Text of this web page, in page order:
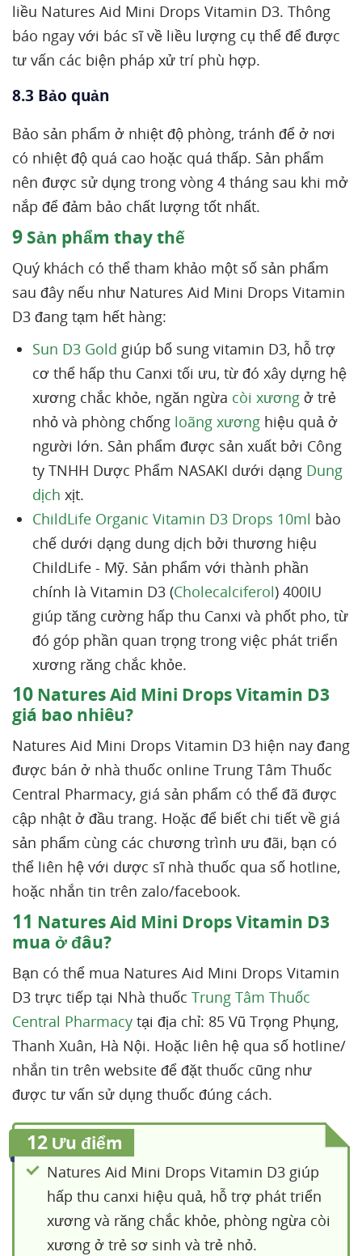
liều Natures Aid Mini Drops Vitamin D3. Thông
báo ngay với bác sĩ về liều lượng cụ thể để được
tư vấn các biện pháp xử trí phù hợp.
8.3 Bảo quản
Bảo sản phẩm ở nhiệt độ phòng, tránh để ở nơi
có nhiệt độ quá cao hoặc quá thấp. Sản phẩm
nên được sử dụng trong vòng 4 tháng sau khi mở
nắp để đảm bảo chất lượng tốt nhất.
9 Sản phẩm thay thế
Quý khách có thể tham khảo một số sản phẩm
sau đây nếu như Natures Aid Mini Drops Vitamin
D3 đang tạm hết hàng:
Sun D3 Gold giúp bổ sung vitamin D3, hỗ trợ
cơ thể hấp thu Canxi tối ưu, từ đó xây dựng hệ
xương chắc khỏe, ngăn ngừa còi xương ở trẻ
nhỏ và phòng chống loãng xương hiệu quả ở
người lớn. Sản phẩm được sản xuất bởi Công
ty TNHH Dược Phẩm NASAKI dưới dạng Dung
dịch xịt.
ChildLife Organic Vitamin D3 Drops 10ml bào
chế dưới dạng dung dịch bởi thương hiệu
ChildLife - Mỹ. Sản phẩm với thành phần
chính là Vitamin D3 (Cholecalciferol) 400IU
giúp tăng cường hấp thu Canxi và phốt pho, từ
đó góp phần quan trọng trong việc phát triển
xương răng chắc khỏe.
10 Natures Aid Mini Drops Vitamin D3
giá bao nhiêu?
Natures Aid Mini Drops Vitamin D3 hiện nay đang
được bán ở nhà thuốc online Trung Tâm Thuốc
Central Pharmacy, giá sản phẩm có thể đã được
cập nhật ở đầu trang. Hoặc để biết chi tiết về giá
sản phẩm cùng các chương trình ưu đãi, bạn có
thể liên hệ với dược sĩ nhà thuốc qua số hotline,
hoặc nhắn tin trên zalo/facebook.
11 Natures Aid Mini Drops Vitamin D3
mua ở đâu?
Bạn có thể mua Natures Aid Mini Drops Vitamin
D3 trực tiếp tại Nhà thuốc Trung Tâm Thuốc
Central Pharmacy tại địa chỉ: 85 Vũ Trọng Phụng,
Thanh Xuân, Hà Nội. Hoặc liên hệ qua số hotline/
nhắn tin trên website để đặt thuốc cũng như
được tư vấn sử dụng thuốc đúng cách.
12 Ưu điểm
Natures Aid Mini Drops Vitamin D3 giúp
hấp thu canxi hiệu quả, hỗ trợ phát triển
xương và răng chắc khỏe, phòng ngừa còi
xương ở trẻ sơ sinh và trẻ nhỏ.